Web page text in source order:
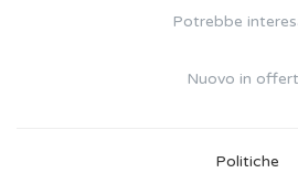
Potrebbe
Nuovo in
Politiche